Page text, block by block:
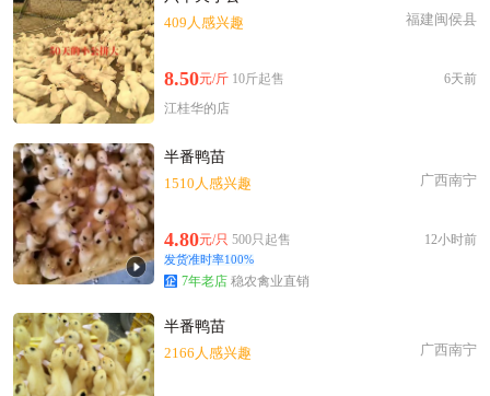
409人感兴趣
福建闽侯县
8.50元/斤 10斤起售
6天前
江桂华的店
半番鸭苗
1510人感兴趣
广西南宁
4.80元/只 500只起售 12小时前
发货准时率100%
7年老店 稳农禽业直销
半番鸭苗
2166人感兴趣
广西南宁